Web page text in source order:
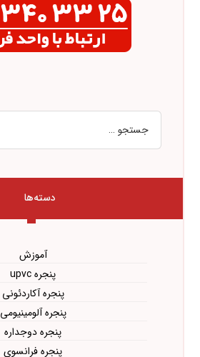
دسته‌ها
آموزش
پنجره upvc
پنجره آکاردئونی
پنجره آلومینیومی
پنجره دوجداره
پنجره فرانسوی